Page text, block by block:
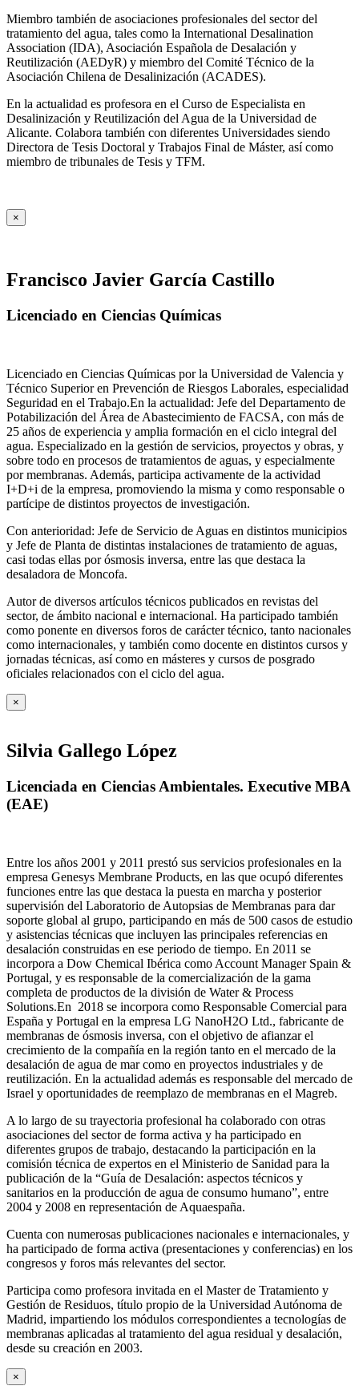
Miembro también de asociaciones profesionales del sector del
tratamiento del agua, tales como la International Desalination
Association (IDA), Asociación Española de Desalación y
Reutilización (AEDyR) y miembro del Comité Técnico de la
Asociación Chilena de Desalinización (ACADES).
En la actualidad es profesora en el Curso de Especialista en
Desalinización y Reutilización del Agua de la Universidad de
Alicante. Colabora también con diferentes Universidades siendo
Directora de Tesis Doctoral y Trabajos Final de Máster, así como
miembro de tribunales de Tesis y TFM.
×
Francisco Javier García Castillo
Licenciado en Ciencias Químicas
Licenciado en Ciencias Químicas por la Universidad de Valencia y
Técnico Superior en Prevención de Riesgos Laborales, especialidad
Seguridad en el Trabajo.En la actualidad: Jefe del Departamento de
Potabilización del Área de Abastecimiento de FACSA, con más de
25 años de experiencia y amplia formación en el ciclo integral del
agua. Especializado en la gestión de servicios, proyectos y obras, y
sobre todo en procesos de tratamientos de aguas, y especialmente
por membranas. Además, participa activamente de la actividad
I+D+i de la empresa, promoviendo la misma y como responsable o
partícipe de distintos proyectos de investigación.
Con anterioridad: Jefe de Servicio de Aguas en distintos municipios
y Jefe de Planta de distintas instalaciones de tratamiento de aguas,
casi todas ellas por ósmosis inversa, entre las que destaca la
desaladora de Moncofa.
Autor de diversos artículos técnicos publicados en revistas del
sector, de ámbito nacional e internacional. Ha participado también
como ponente en diversos foros de carácter técnico, tanto nacionales
como internacionales, y también como docente en distintos cursos y
jornadas técnicas, así como en másteres y cursos de posgrado
oficiales relacionados con el ciclo del agua.
×
Silvia Gallego López
Licenciada en Ciencias Ambientales. Executive MBA
(EAE)
Entre los años 2001 y 2011 prestó sus servicios profesionales en la
empresa Genesys Membrane Products, en las que ocupó diferentes
funciones entre las que destaca la puesta en marcha y posterior
supervisión del Laboratorio de Autopsias de Membranas para dar
soporte global al grupo, participando en más de 500 casos de estudio
y asistencias técnicas que incluyen las principales referencias en
desalación construidas en ese periodo de tiempo. En 2011 se
incorpora a Dow Chemical Ibérica como Account Manager Spain &
Portugal, y es responsable de la comercialización de la gama
completa de productos de la división de Water & Process
Solutions.En 2018 se incorpora como Responsable Comercial para
España y Portugal en la empresa LG NanoH2O Ltd., fabricante de
membranas de ósmosis inversa, con el objetivo de afianzar el
crecimiento de la compañía en la región tanto en el mercado de la
desalación de agua de mar como en proyectos industriales y de
reutilización. En la actualidad además es responsable del mercado de
Israel y oportunidades de reemplazo de membranas en el Magreb.
A lo largo de su trayectoria profesional ha colaborado con otras
asociaciones del sector de forma activa y ha participado en
diferentes grupos de trabajo, destacando la participación en la
comisión técnica de expertos en el Ministerio de Sanidad para la
publicación de la “Guía de Desalación: aspectos técnicos y
sanitarios en la producción de agua de consumo humano”, entre
2004 y 2008 en representación de Aquaespaña.
Cuenta con numerosas publicaciones nacionales e internacionales, y
ha participado de forma activa (presentaciones y conferencias) en los
congresos y foros más relevantes del sector.
Participa como profesora invitada en el Master de Tratamiento y
Gestión de Residuos, título propio de la Universidad Autónoma de
Madrid, impartiendo los módulos correspondientes a tecnologías de
membranas aplicadas al tratamiento del agua residual y desalación,
desde su creación en 2003.
×